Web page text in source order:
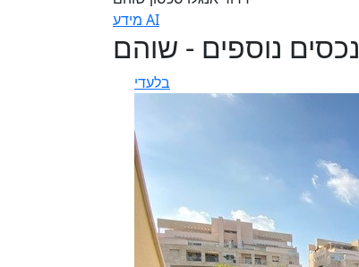
מידע AI
נכסים נוספים - שוהם
בלעדי